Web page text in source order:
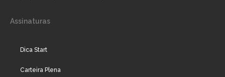
Assinaturas
Dica Start
Carteira Plena